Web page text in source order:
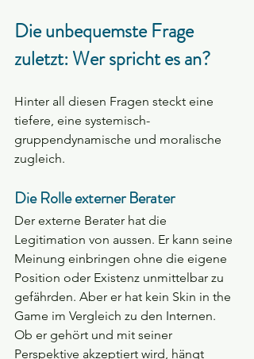
Die unbequemste Frage
zuletzt: Wer spricht es an?
Hinter all diesen Fragen steckt eine
tiefere, eine systemisch-
gruppendynamische und moralische
zugleich.
Die Rolle externer Berater
Der externe Berater hat die
Legitimation von aussen. Er kann seine
Meinung einbringen ohne die eigene
Position oder Existenz unmittelbar zu
gefährden. Aber er hat kein Skin in the
Game im Vergleich zu den Internen.
Ob er gehört und mit seiner
Perspektive akzeptiert wird, hängt